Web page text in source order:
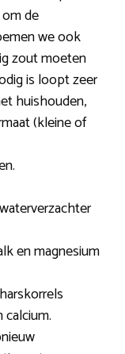
de
we ook
zout moeten
is loopt zeer
huishouden,
(kleine of
en magnesium